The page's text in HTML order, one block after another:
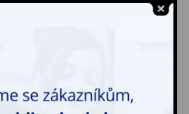
KATEV s.r.o.